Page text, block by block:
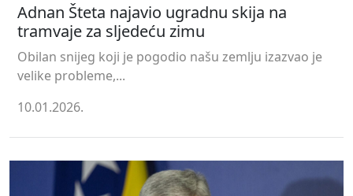
Adnan Šteta najavio ugradnu skija na
tramvaje za sljedeću zimu
Obilan snijeg koji je pogodio našu zemlju izazvao je
velike probleme,...
10.01.2026.